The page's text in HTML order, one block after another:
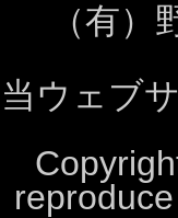
（有
当ウェブ